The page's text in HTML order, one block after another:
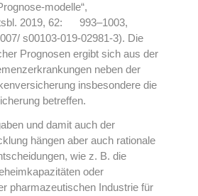
modelle“,
2019, 62: 993–1003,
s00103-019-02981-3). Die
Prognosen ergibt sich aus der
neben der
insbesondere die
betreffen.
und damit auch der
hängen aber auch rationale
wie z. B. die
oder
pharmazeutischen Industrie für